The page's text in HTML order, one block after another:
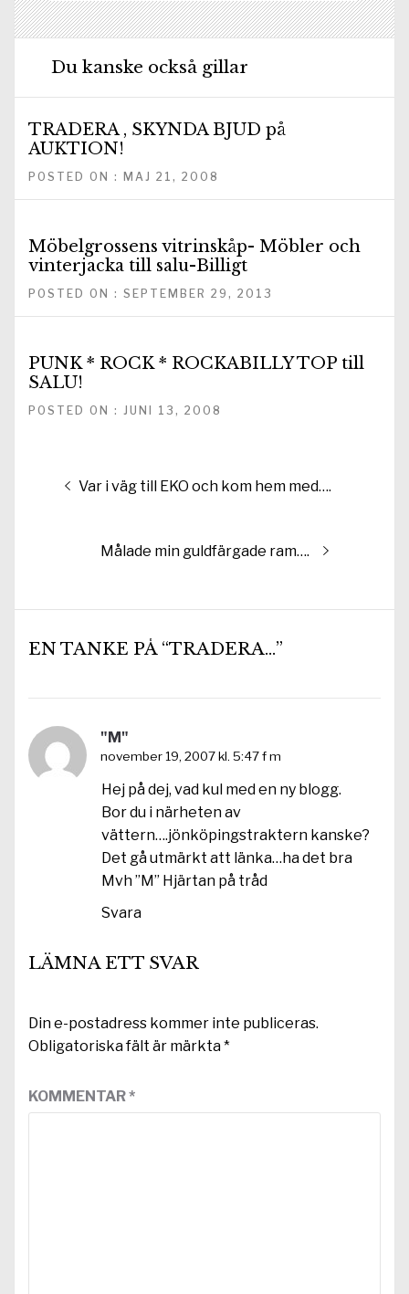
Du kanske också gillar
TRADERA , SKYNDA BJUD på
AUKTION!
POSTED ON : MAJ 21, 2008
Möbelgrossens vitrinskåp- Möbler och
vinterjacka till salu-Billigt
POSTED ON : SEPTEMBER 29, 2013
PUNK * ROCK * ROCKABILLY TOP till
SALU!
POSTED ON : JUNI 13, 2008
Inläggsnavigering
Föregående
Var i väg till EKO och kom hem med….
Nästa
Målade min guldfärgade ram….
EN TANKE PÅ “TRADERA…”
"M"
november 19, 2007 kl. 5:47 f m
Hej på dej, vad kul med en ny blogg.
Bor du i närheten av
vättern….jönköpingstraktern kanske?
Det gå utmärkt att länka…ha det bra
Mvh ”M” Hjärtan på tråd
Svara
LÄMNA ETT SVAR
Din e-postadress kommer inte publiceras.
Obligatoriska fält är märkta*
KOMMENTAR*